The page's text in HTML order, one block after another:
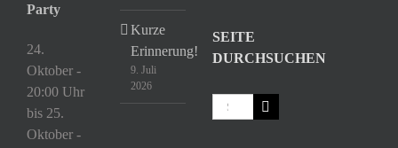
Party
24.
Oktober -
20:00 Uhr
bis 25.
Oktober -
Kurze
Erinnerung!
9. Juli
2026
SEITE
DURCHSUCHEN
Suche
nach: